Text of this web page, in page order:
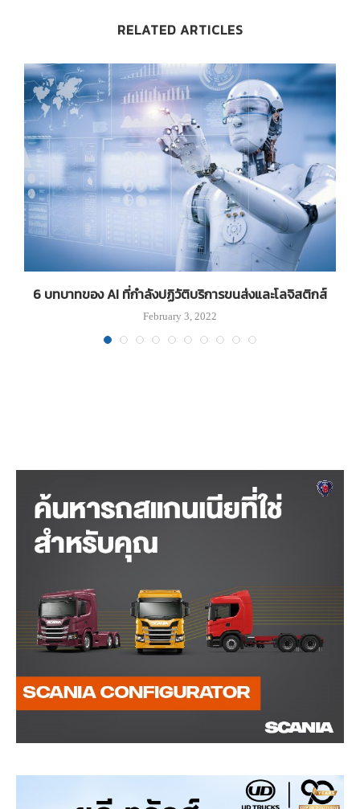
RELATED ARTICLES
6 บทบาทของ AI ที่กำลังปฏิวัติบริการขนส่งและโลจิสติกส์
February 3, 2022